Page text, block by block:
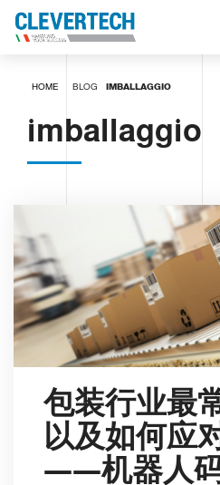
HOME BLOG IMBALLAGGIO
imballaggio
包装行业最
以及如何应
——机器人